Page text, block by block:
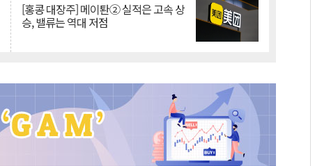
[홍콩 대장주] 메이퇀② 실적은 고속 상
승, 밸류는 역대 저점